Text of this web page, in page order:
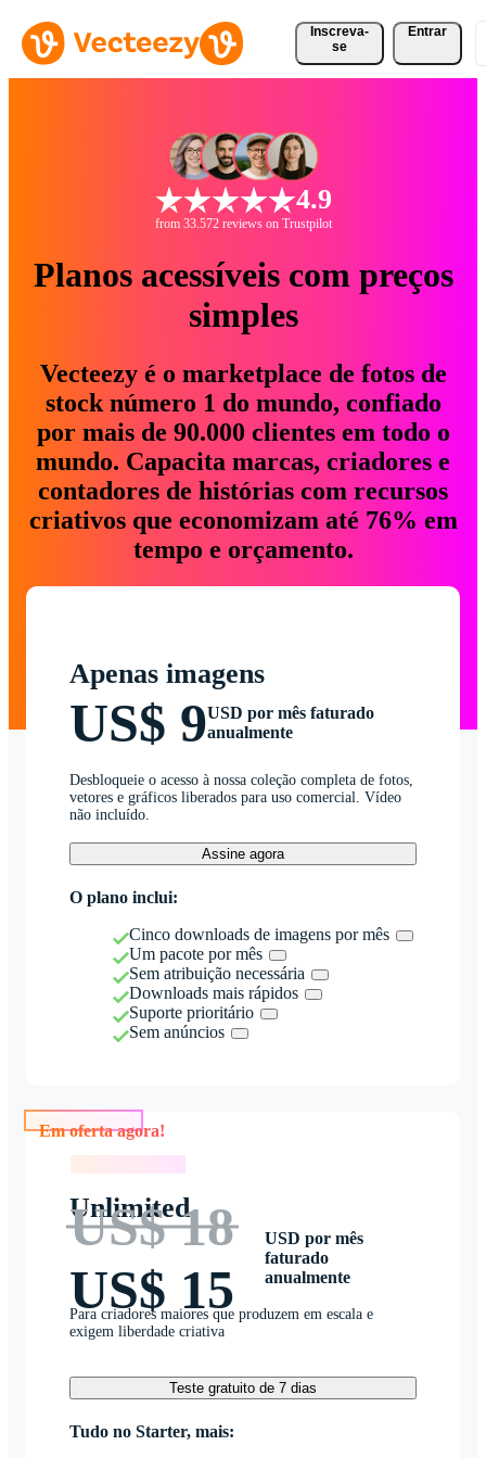
Inscreva-
se
Entrar
4.9
from 33.572 reviews on Trustpilot
Planos acessíveis com preços
simples
Vecteezy é o marketplace de fotos de
stock número 1 do mundo, confiado
por mais de 90.000 clientes em todo o
mundo. Capacita marcas, criadores e
contadores de histórias com recursos
criativos que economizam até 76% em
tempo e orçamento.
Apenas imagens
US$ 9USD por mês faturado
anualmente
Desbloqueie o acesso à nossa coleção completa de fotos,
vetores e gráficos liberados para uso comercial. Vídeo
não incluído.
Assine agora
O plano inclui:
Cinco downloads de imagens por mês
Um pacote por mês
Sem atribuição necessária
Downloads mais rápidos
Suporte prioritário
Sem anúncios
Unlimited
US$ 18
US$ 15
USD por mês
faturado
anualmente
Para criadores maiores que produzem em escala e
exigem liberdade criativa
Teste gratuito de 7 dias
Tudo no Starter, mais: